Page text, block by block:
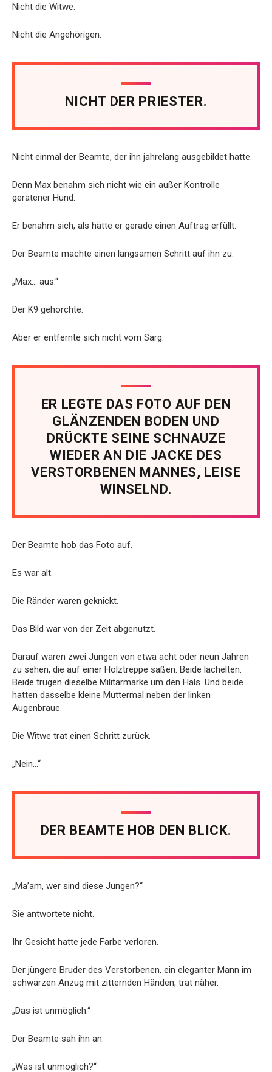
Nicht die Witwe.
Nicht die Angehörigen.
NICHT DER PRIESTER.
Nicht einmal der Beamte, der ihn jahrelang ausgebildet hatte.
Denn Max benahm sich nicht wie ein außer Kontrolle
geratener Hund.
Er benahm sich, als hätte er gerade einen Auftrag erfüllt.
Der Beamte machte einen langsamen Schritt auf ihn zu.
„Max… aus.“
Der K9 gehorchte.
Aber er entfernte sich nicht vom Sarg.
ER LEGTE DAS FOTO AUF DEN
GLÄNZENDEN BODEN UND
DRÜCKTE SEINE SCHNAUZE
WIEDER AN DIE JACKE DES
VERSTORBENEN MANNES, LEISE
WINSELND.
Der Beamte hob das Foto auf.
Es war alt.
Die Ränder waren geknickt.
Das Bild war von der Zeit abgenutzt.
Darauf waren zwei Jungen von etwa acht oder neun Jahren
zu sehen, die auf einer Holztreppe saßen. Beide lächelten.
Beide trugen dieselbe Militärmarke um den Hals. Und beide
hatten dasselbe kleine Muttermal neben der linken
Augenbraue.
Die Witwe trat einen Schritt zurück.
„Nein…“
DER BEAMTE HOB DEN BLICK.
„Ma’am, wer sind diese Jungen?“
Sie antwortete nicht.
Ihr Gesicht hatte jede Farbe verloren.
Der jüngere Bruder des Verstorbenen, ein eleganter Mann im
schwarzen Anzug mit zitternden Händen, trat näher.
„Das ist unmöglich.“
Der Beamte sah ihn an.
„Was ist unmöglich?“